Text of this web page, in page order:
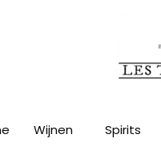
Wijnen Spirits